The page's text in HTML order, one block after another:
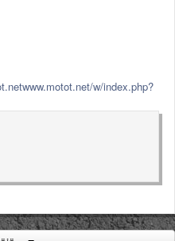
w/index.php?